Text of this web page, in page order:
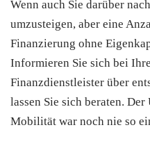
Wenn auch Sie darüber
umzusteigen, aber eine
Finanzierung ohne
Informieren Sie sich bei
Finanzdienstleister über
lassen Sie sich beraten.
Mobilität war noch nie so